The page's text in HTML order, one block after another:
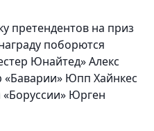
претендентов на приз
поборются
Юнайтед» Алекс
Юпп Хайнкес
«Боруссии» Юрген